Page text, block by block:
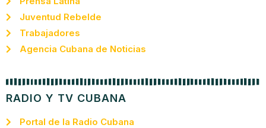
Juventud Rebelde
Trabajadores
Agencia Cubana de Noticias
RADIO Y TV CUBANA
Portal de la Radio Cubana